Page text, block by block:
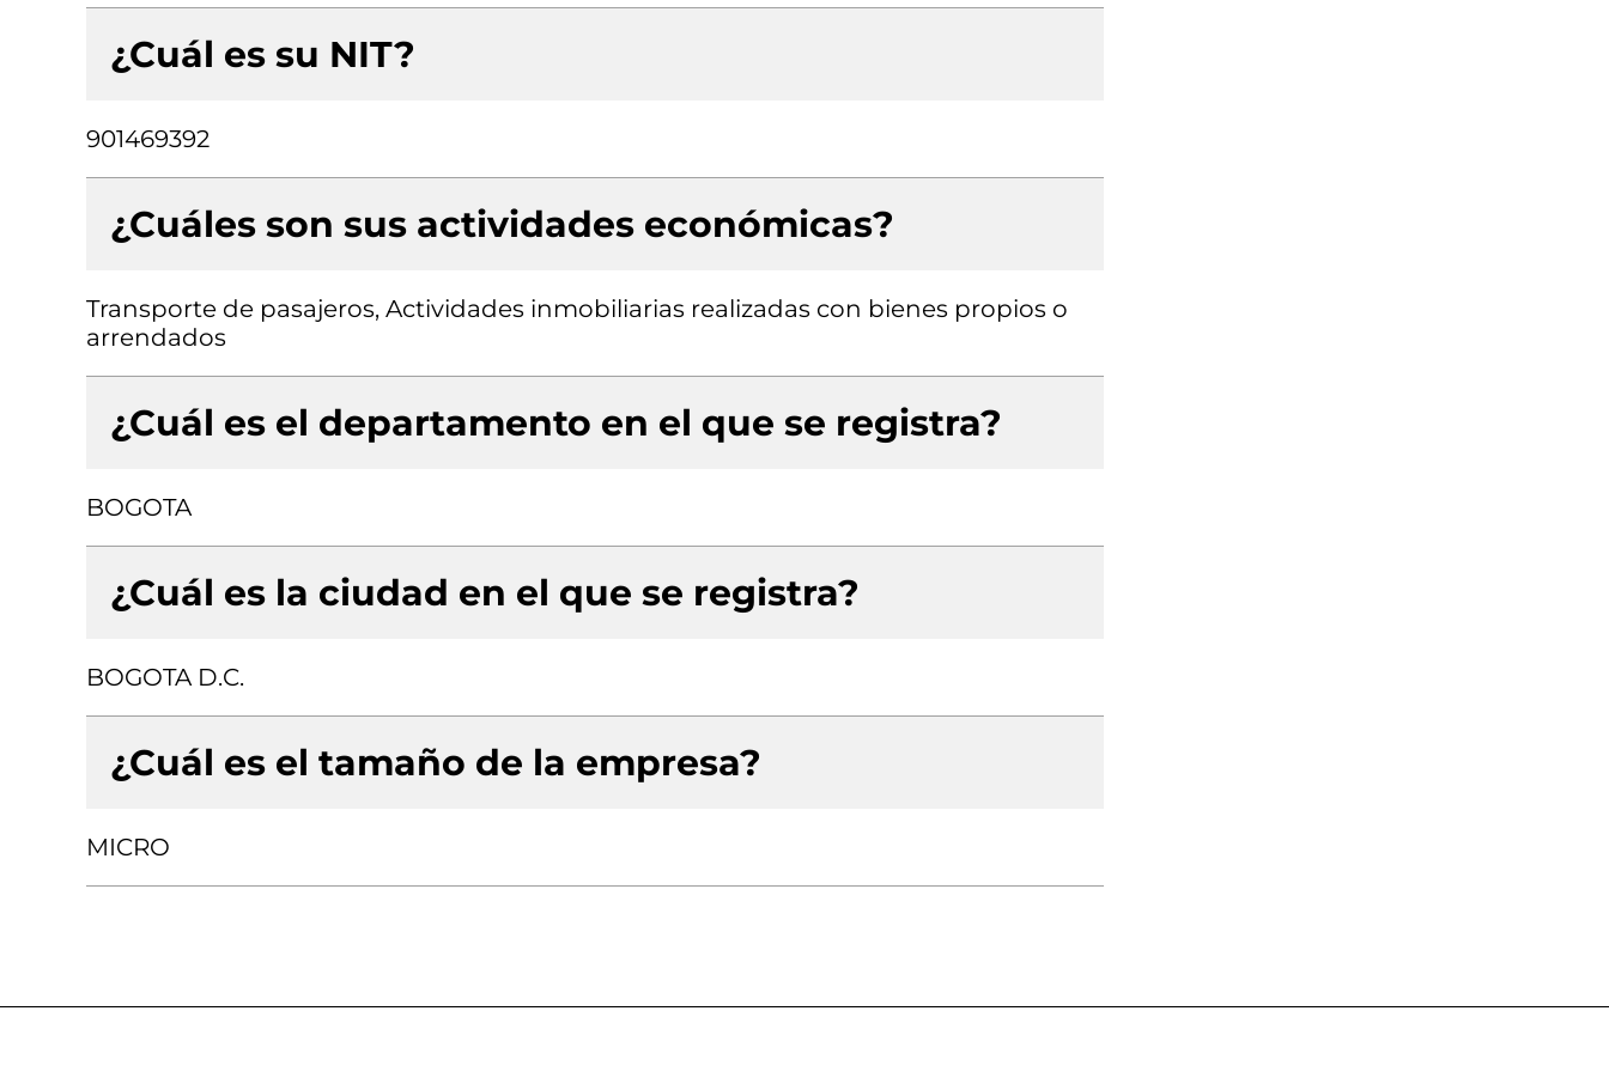
¿Cuál es su NIT?
901469392
¿Cuáles son sus actividades económicas?
Transporte de pasajeros, Actividades inmobiliarias realizadas con bienes propios o
arrendados
¿Cuál es el departamento en el que se registra?
BOGOTA
¿Cuál es la ciudad en el que se registra?
BOGOTA D.C.
¿Cuál es el tamaño de la empresa?
MICRO